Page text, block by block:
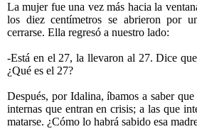
La mujer fue una vez más hacia la
los diez centímetros se abrieron por
cerrarse. Ella regresó a nuestro lado:
-Está en el 27, la llevaron al 27. Dice
¿Qué es el 27?
Después, por Idalina, íbamos a saber
internas que entran en crisis; a las que
matarse. ¿Cómo lo habrá sabido esa